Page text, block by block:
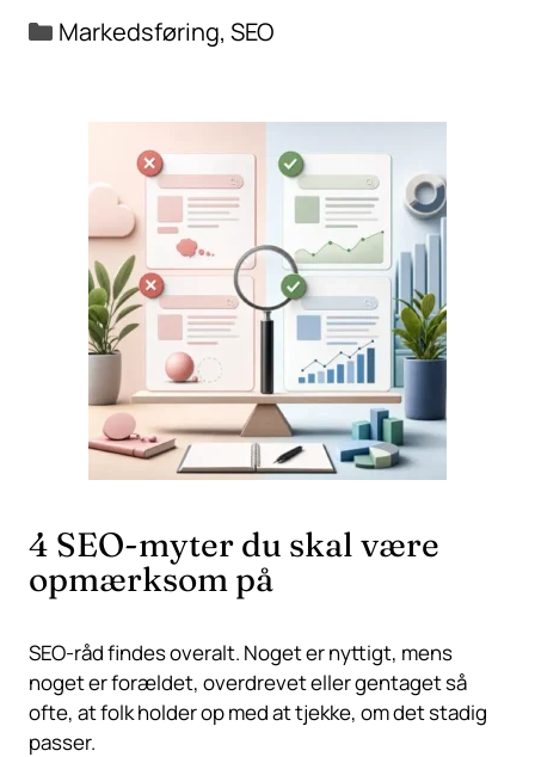
Kategorier
Markedsføring, SEO
4 SEO-myter du skal være
opmærksom på
SEO-råd findes overalt. Noget er nyttigt, mens
noget er forældet, overdrevet eller gentaget så
ofte, at folk holder op med at tjekke, om det stadig
passer.